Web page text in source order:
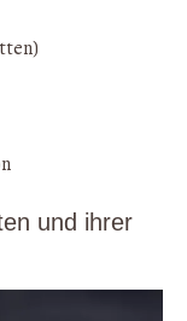
und ihrer